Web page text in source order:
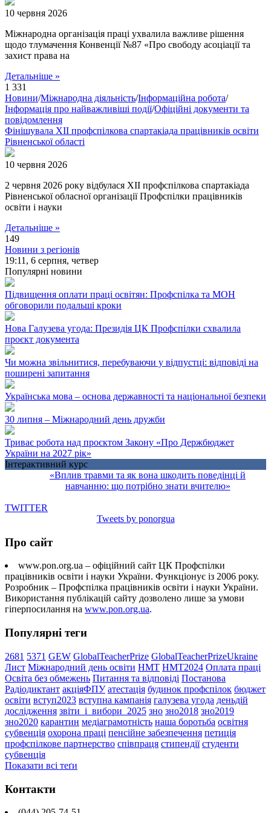
10 червня 2026
Міжнародна організація праці ухвалила важливе рішення
щодо тлумачення Конвенції №87 «Про свободу асоціації та
захист права на
Детальніше »
1 331
Новини/Міжнародна діяльність/Інформаційна робота/
Інформація про найважливіші події/Офіційні документи та
повідомлення
Фінішувала ХІІ профспілкова спартакіада працівників освіти
Рівненської області
10 червня 2026
2 червня 2026 року відбулася ХІІ профспілкова спартакіада
Рівненської обласної організації Профспілки працівників
освіти і науки
Детальніше »
149
Новини з регіонів
19:11, 6 серпня, четвер
Популярні новини
Підвищення оплати праці освітян: Профспілка та МОН
обговорили подальші кроки
Нова Галузева угода: Президія ЦК Профспілки схвалила
проєкт документа
Чи можна звільнитися, перебуваючи у відпустці: відповіді на
поширені запитання
Українська мова – основа державності та національної безпеки
30 липня – Міжнародний день дружби
Триває робота над проєктом Закону «Про Держбюджет
України на 2027 рік»
Інтерактивний курс
«Вплив травми та як вона шкодить поведінці й
навчанню: що потрібно знати вчителю»
TWITTER
Tweets by ponorgua
Про сайт
www.pon.org.ua – офіційний сайт ЦК Профспілки
працівників освіти і науки України. Функціонує із 2006 року.
Розробник – Профспілка працівників освіти і науки України.
Використання публікацій сайту дозволено лише за умови
гіперпосилання на www.pon.org.ua.
Популярні теги
2681 5371 GEW GlobalTeacherPrize GlobalTeacherPrizeUkraine
Лист Міжнародний день освіти НМТ НМТ2024 Оплата праці
Освіта без обмежень Питання та відповіді Постанова
Радіодиктант акціяФПУ атестація будинок профспілок бюджет
освіти вступ2023 вступна кампанія галузева угода деньдій
дослідження звіти_і_вибори_2025 зно зно2018 зно2019
зно2020 карантин медіаграмотність наша боротьба освітня
субвенція охорона праці пенсійне забезпечення петиція
профспілкове партнерство співпраця стипендії студенти
субвенція
Показати всі теґи
Контакти